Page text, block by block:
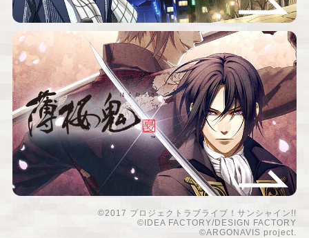
©2017 プロジェクトラブライブ！サンシャイン!!
©IDEA FACTORY/DESIGN FACTORY
©ARGONAVIS project.